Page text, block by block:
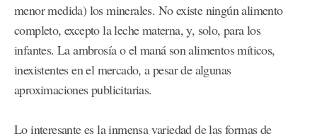
menor medida) los minerales. No existe ningún alimento
completo, excepto la leche materna, y, solo, para los
infantes. La ambrosía o el maná son alimentos míticos,
inexistentes en el mercado, a pesar de algunas
aproximaciones publicitarias.
Lo interesante es la inmensa variedad de las formas de